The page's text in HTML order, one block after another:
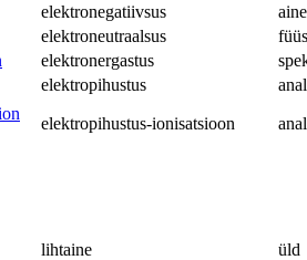
elektronegatiivsus
elektroneutraalsus
elektronergastus
elektropihustus
elektropihustus-ionisatsioon
lihtaine üld